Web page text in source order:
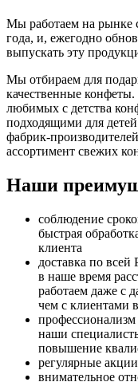
Мы работаем на рынке
года, и, ежегодно
выпускать эту
Мы отбираем для
качественные
любимых с детства
подходящими для
фабрик-
ассортимент свежих
Наши
cоблюдение
быстрая
клиента
доставка по всей
в наше время
работаем даже с
чем с клиентами
профессионализм
наши
повышение
регулярные
внимательное